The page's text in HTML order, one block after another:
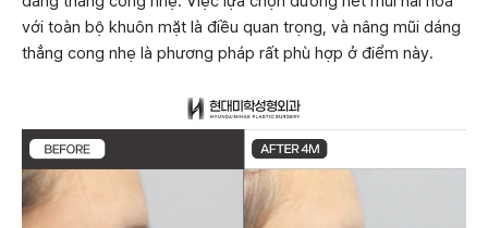
với toàn bộ khuôn mặt là điều quan trọng, và nâng mũi dáng
thẳng cong nhẹ là phương pháp rất phù hợp ở điểm này.